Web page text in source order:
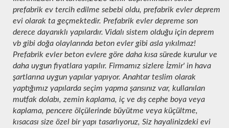
prefabrik ev tercih edilme sebebi oldu, prefabrik evler deprem
evi olarak ta geçmektedir. Prefabrik evler depreme son
derece dayanıklı yapılardır. Vidalı sistem olduğu için deprem
vb gibi doğa olaylarında beton evler gibi asla yıkılmaz!
Prefabrik evler beton evlere göre daha kısa sürede kurulur ve
daha uygun fiyatlara yapılır. Firmamız sizlere İzmir' in hava
şartlarına uygun yapılar yapıyor. Anahtar teslim olarak
yaptığımız yapılarda seçim yapma şansınız var, kullanılan
mutfak dolabı, zemin kaplama, iç ve dış cephe boya veya
kaplama, pencere ölçülerinde büyütme veya küçültme,
kısacası size özel bir yapı tasarlıyoruz, Siz hayalinizdeki evi